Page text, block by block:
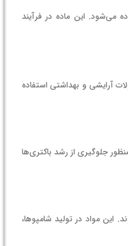
می‌شود. این ماده در فرآیند
آرایشی و بهداشتی استفاده
جلوگیری از رشد باکتری‌ها
این مواد در تولید شامپوها،